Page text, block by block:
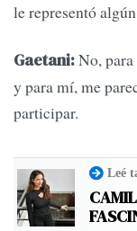
le representó
Gaetani:No,
y para mí, me
participar.
Leé